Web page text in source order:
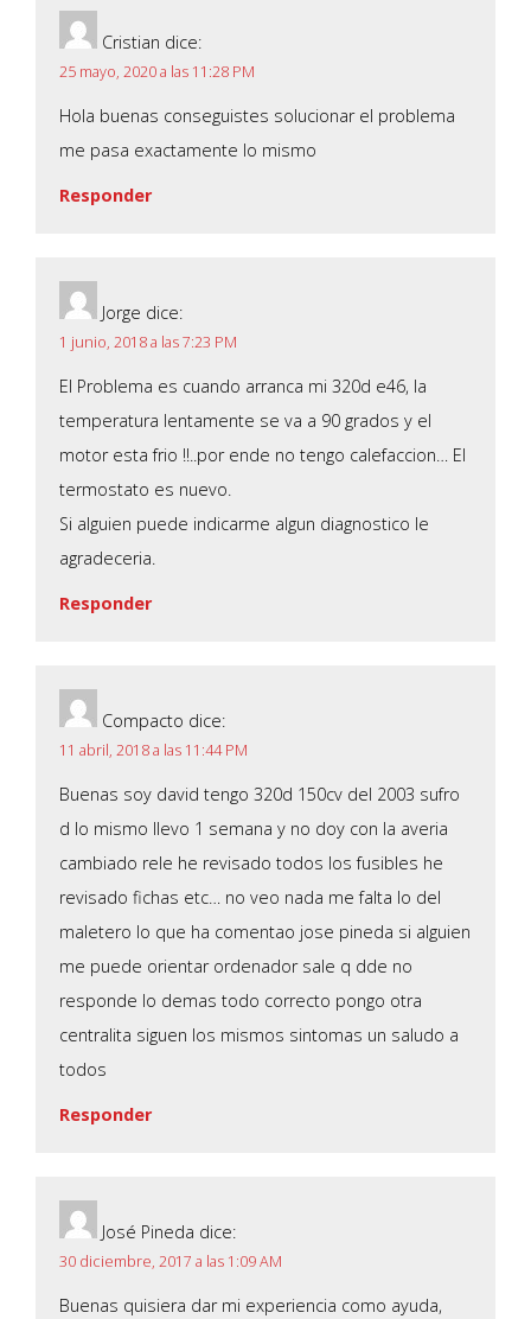
Cristian dice:
25 mayo, 2020 a las 11:28 PM
Hola buenas conseguistes solucionar el problema
me pasa exactamente lo mismo
Responder
Jorge dice:
1 junio, 2018 a las 7:23 PM
El Problema es cuando arranca mi 320d e46, la
temperatura lentamente se va a 90 grados y el
motor esta frio !!..por ende no tengo calefaccion… El
termostato es nuevo.
Si alguien puede indicarme algun diagnostico le
agradeceria.
Responder
Compacto dice:
11 abril, 2018 a las 11:44 PM
Buenas soy david tengo 320d 150cv del 2003 sufro
d lo mismo llevo 1 semana y no doy con la averia
cambiado rele he revisado todos los fusibles he
revisado fichas etc… no veo nada me falta lo del
maletero lo que ha comentao jose pineda si alguien
me puede orientar ordenador sale q dde no
responde lo demas todo correcto pongo otra
centralita siguen los mismos sintomas un saludo a
todos
Responder
José Pineda dice:
30 diciembre, 2017 a las 1:09 AM
Buenas quisiera dar mi experiencia como ayuda,